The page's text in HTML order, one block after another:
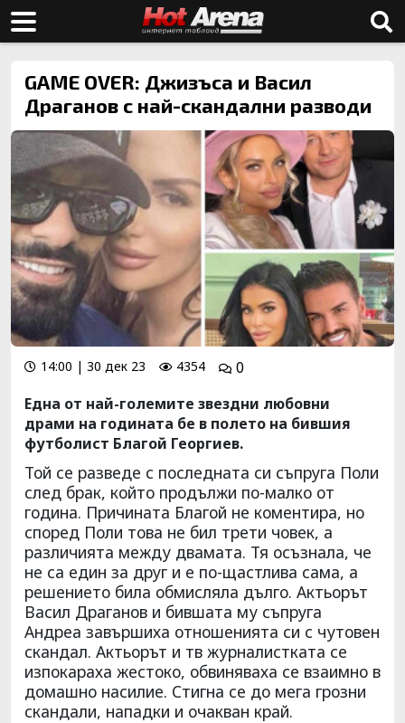
GAME OVER: Джизъса и Васил
Драганов с най-скандални разводи
14:00 | 30 дек 23 4354
0
Една от най-големите звездни любовни
драми на годината бе в полето на бившия
футболист Благой Георгиев.
Той се разведе с последната си съпруга Поли
след брак, който продължи по-малко от
година. Причината Благой не коментира, но
според Поли това не бил трети човек, а
различията между двамата. Тя осъзнала, че
не са един за друг и е по-щастлива сама, а
решението била обмисляла дълго. Актьорът
Васил Драганов и бившата му съпруга
Андреа завършиха отношенията си с чутовен
скандал. Актьорът и тв журналистката се
изпокараха жестоко, обвиняваха се взаимно в
домашно насилие. Стигна се до мега грозни
скандали, нападки и очакван край.